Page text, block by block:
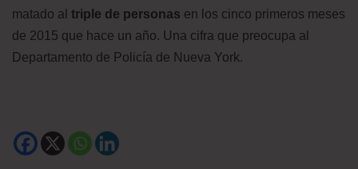
matado al triple de personas en los cinco primeros meses
de 2015 que hace un año. Una cifra que preocupa al
Departamento de Policía de Nueva York.